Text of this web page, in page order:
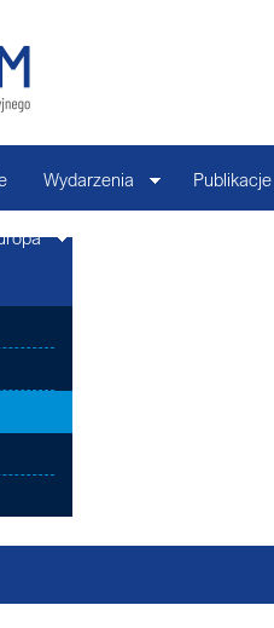
Wydarzenia Publikacje